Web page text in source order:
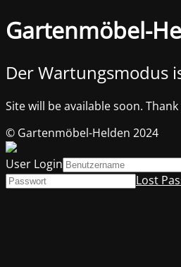
Gartenmöbel-
Der Wartungsmodus
Site will be available soon.
© Gartenmöbel-Helden 2024
User Login
Lost